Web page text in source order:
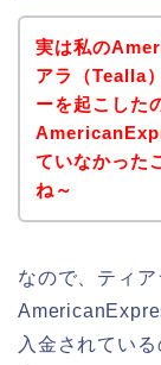
実は私の
アラ（Tealla
ーを起こした
ていなかった
ね～
なので、ティ
入金されてい